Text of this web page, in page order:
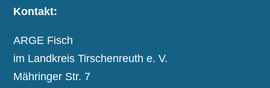
Kontakt:
ARGE Fisch
im Landkreis Tirschenreuth e. V.
Mähringer Str. 7